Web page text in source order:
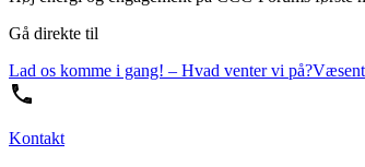
Gå direkte til
Lad os komme i gang! – Hvad venter vi på?
Kontakt